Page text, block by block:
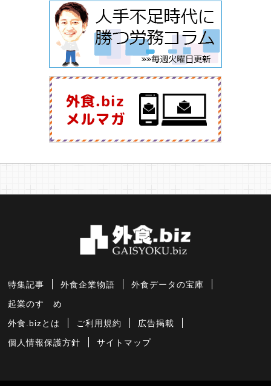
特集記事 外食企業物語 外食データの宝庫
起業のすゝめ
外食.bizとは ご利用規約 広告掲載
個人情報保護方針 サイトマップ